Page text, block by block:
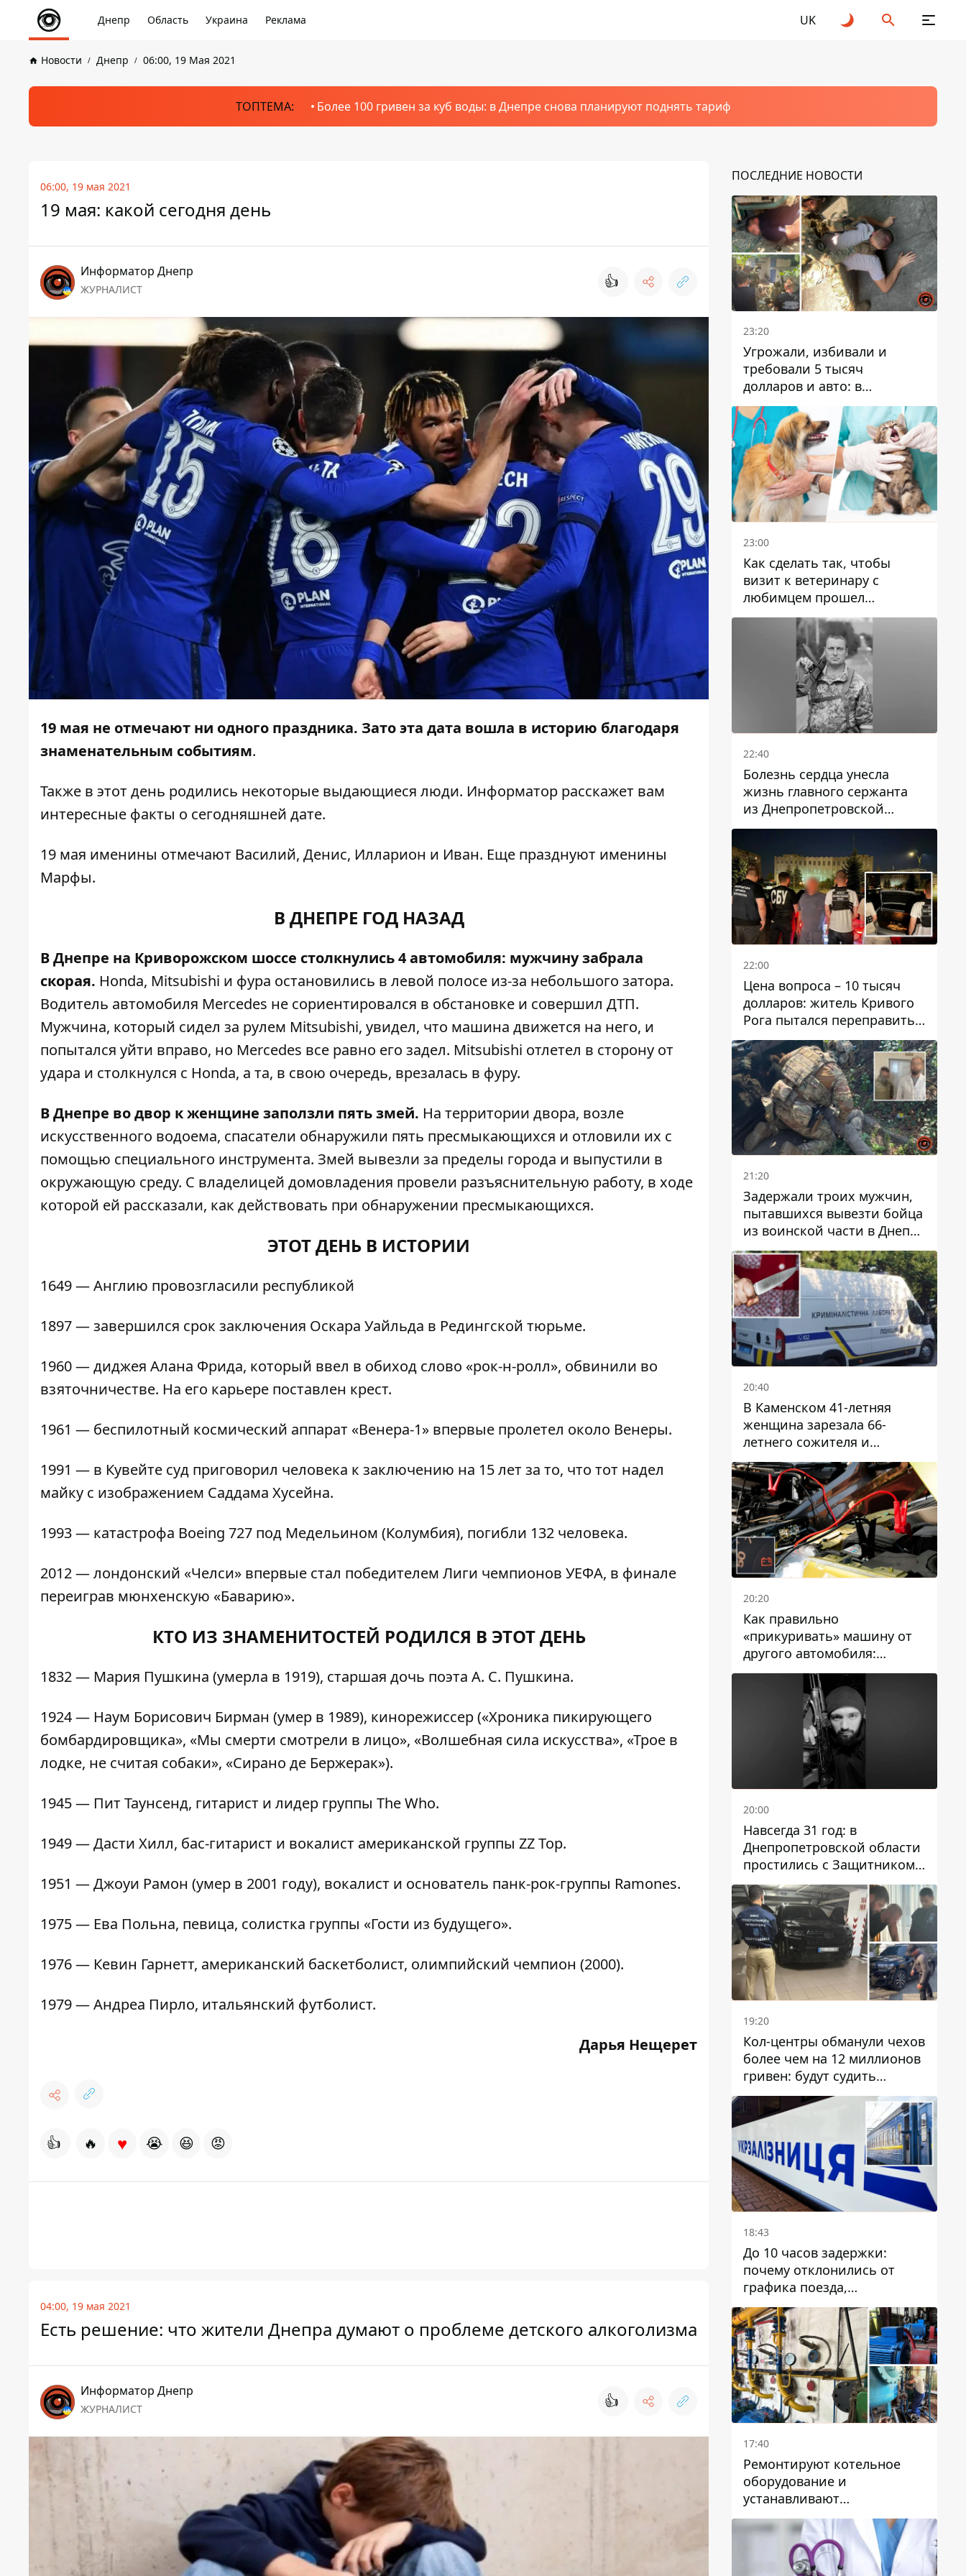
Днепр Область Украина Реклама UK
Новости Днепр 06:00, 19 Мая 2021
ТОПТЕМА: Более 100 гривен за куб воды: в Днепре снова планируют поднять тариф
06:00, 19 мая 2021
19 мая: какой сегодня день
Информатор Днепр
ЖУРНАЛИСТ 👍
19 мая не отмечают ни одного праздника. Зато эта дата вошла в историю благодаря
знаменательным событиям.
Также в этот день родились некоторые выдающиеся люди. Информатор расскажет вам
интересные факты о сегодняшней дате.
19 мая именины отмечают Василий, Денис, Илларион и Иван. Еще празднуют именины
Марфы.
В ДНЕПРЕ ГОД НАЗАД
В Днепре на Криворожском шоссе столкнулись 4 автомобиля: мужчину забрала
скорая. Honda, Mitsubishi и фура остановились в левой полосе из-за небольшого затора.
Водитель автомобиля Mercedes не сориентировался в обстановке и совершил ДТП.
Мужчина, который сидел за рулем Mitsubishi, увидел, что машина движется на него, и
попытался уйти вправо, но Mercedes все равно его задел. Mitsubishi отлетел в сторону от
удара и столкнулся с Honda, а та, в свою очередь, врезалась в фуру.
В Днепре во двор к женщине заползли пять змей. На территории двора, возле
искусственного водоема, спасатели обнаружили пять пресмыкающихся и отловили их с
помощью специального инструмента. Змей вывезли за пределы города и выпустили в
окружающую среду. С владелицей домовладения провели разъяснительную работу, в ходе
которой ей рассказали, как действовать при обнаружении пресмыкающихся.
ЭТОТ ДЕНЬ В ИСТОРИИ
1649 — Англию провозгласили республикой
1897 — завершился срок заключения Оскара Уайльда в Редингской тюрьме.
1960 — диджея Алана Фрида, который ввел в обиход слово «рок-н-ролл», обвинили во
взяточничестве. На его карьере поставлен крест.
1961 — беспилотный космический аппарат «Венера-1» впервые пролетел около Венеры.
1991 — в Кувейте суд приговорил человека к заключению на 15 лет за то, что тот надел
майку с изображением Саддама Хусейна.
1993 — катастрофа Boeing 727 под Медельином (Колумбия), погибли 132 человека.
2012 — лондонский «Челси» впервые стал победителем Лиги чемпионов УЕФА, в финале
переиграв мюнхенскую «Баварию».
КТО ИЗ ЗНАМЕНИТОСТЕЙ РОДИЛСЯ В ЭТОТ ДЕНЬ
1832 — Мария Пушкина (умерла в 1919), старшая дочь поэта А. С. Пушкина.
1924 — Наум Борисович Бирман (умер в 1989), кинорежиссер («Хроника пикирующего
бомбардировщика», «Мы смерти смотрели в лицо», «Волшебная сила искусства», «Трое в
лодке, не считая собаки», «Сирано де Бержерак»).
1945 — Пит Таунсенд, гитарист и лидер группы The Who.
1949 — Дасти Хилл, бас-гитарист и вокалист американской группы ZZ Top.
1951 — Джоуи Рамон (умер в 2001 году), вокалист и основатель панк-рок-группы Ramones.
1975 — Ева Польна, певица, солистка группы «Гости из будущего».
1976 — Кевин Гарнетт, американский баскетболист, олимпийский чемпион (2000).
1979 — Андреа Пирло, итальянский футболист.
Дарья Нещерет
👍 🔥 ♥ 😭 😆 😡
04:00, 19 мая 2021
Есть решение: что жители Днепра думают о проблеме детского алкоголизма
Информатор Днепр
ЖУРНАЛИСТ 👍
ПОСЛЕДНИЕ НОВОСТИ
23:20
Угрожали, избивали и
требовали 5 тысяч
долларов и авто: в
Павлограде задержали двух
мужчин
23:00
Как сделать так, чтобы
визит к ветеринару с
любимцем прошел
спокойно: простые советы
22:40
Болезнь сердца унесла
жизнь главного сержанта
из Днепропетровской
области Юрия Свистуна
22:00
Цена вопроса – 10 тысяч
долларов: житель Кривого
Рога пытался переправить
мужчину в Словакию
21:20
Задержали троих мужчин,
пытавшихся вывезти бойца
из воинской части в Днепр
за 7 тысяч долларов: среди
них был врач
20:40
В Каменском 41-летняя
женщина зарезала 66-
летнего сожителя и
пыталась обмануть
полицейских
20:20
Как правильно
«прикуривать» машину от
другого автомобиля:
инструкция для водителей
20:00
Навсегда 31 год: в
Днепропетровской области
простились с Защитником
Александром Репиным
19:20
Кол-центры обманули чехов
более чем на 12 миллионов
гривен: будут судить
днепрянина,
организовавшего
транснациональную
преступную организацию
18:43
До 10 часов задержки:
почему отклонились от
графика поезда,
курсирующие через Днепр
и область
17:40
Ремонтируют котельное
оборудование и
устанавливают
генераторные установки:
как в Днепре готовятся к
отопительному сезону